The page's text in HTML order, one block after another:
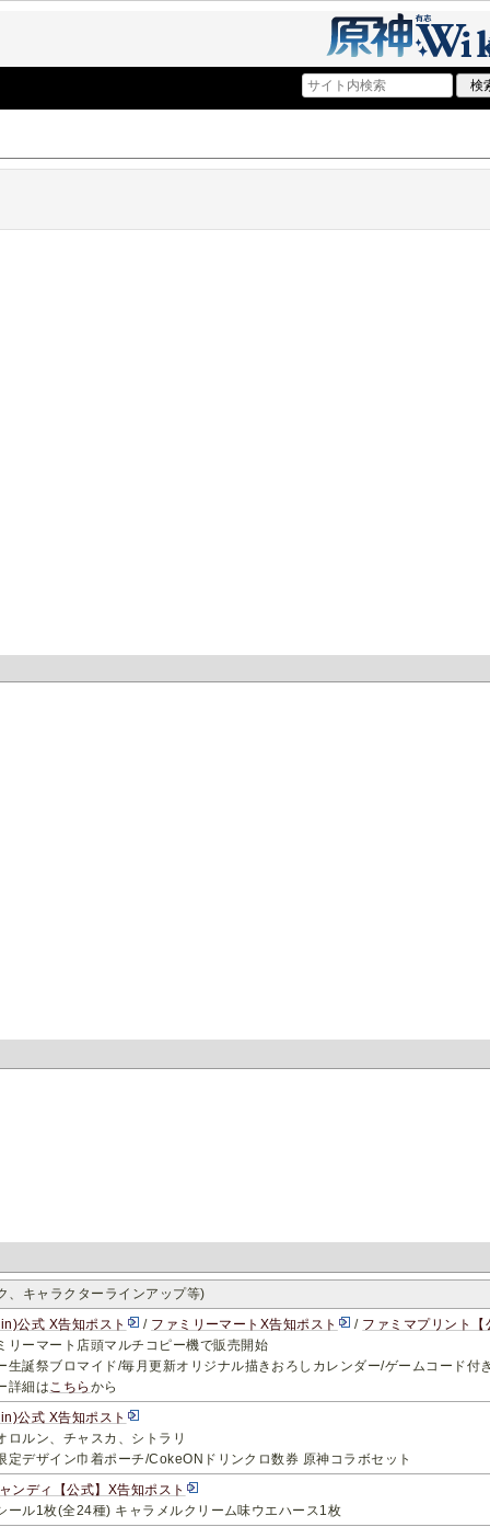
、キャラクターラインアップ等)
公式 X告知ポスト / ファミリーマートX告知ポスト / ファミマプリント【
リーマート店頭マルチコピー機で販売開始
生誕祭ブロマイド/毎月更新オリジナル描きおろしカレンダー/ゲームコード付
詳細は こちら から
公式 X告知ポスト
ロルン、チャスカ、シトラリ
定デザイン巾着ポーチ/CokeONドリンクロ数券 原神コラボセット
ンディ【公式】X告知ポスト
ール1枚(全24種) キャラメルクリーム味ウエハース1枚